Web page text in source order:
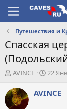
Путешествия и
Спасская
А
т
о
AVINCE
Д
т
22
AVINCE